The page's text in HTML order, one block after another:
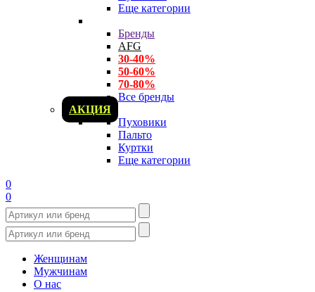
Еще категории
Бренды
AFG
30-40%
50-60%
70-80%
Все бренды
АКЦИЯ
Пуховики
Пальто
Куртки
Еще категории
0
0
Женщинам
Мужчинам
О нас